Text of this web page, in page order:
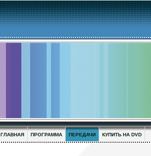
ГЛАВНАЯ ПРОГРАММА ПЕРЕДАЧИ КУПИТЬ НА DVD